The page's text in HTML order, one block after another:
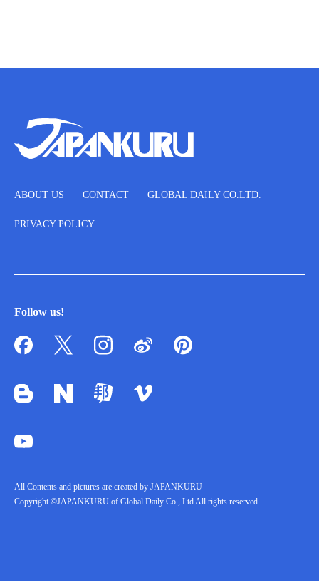
ABOUT US CONTACT GLOBAL DAILY CO.LTD.
PRIVACY POLICY
Follow us!
All Contents and pictures are created by JAPANKURU
Copyright ©JAPANKURU of Global Daily Co., Ltd All rights reserved.